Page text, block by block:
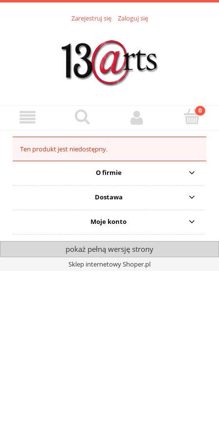
Zarejestruj się Zaloguj się
Ten produkt jest niedostępny.
O firmie
Dostawa
Moje konto
pokaż pełną wersję strony
Sklep internetowy Shoper.pl